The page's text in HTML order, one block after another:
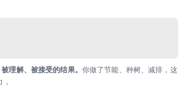
理解、被接受的结果。 你做了节能、种树、减排，这